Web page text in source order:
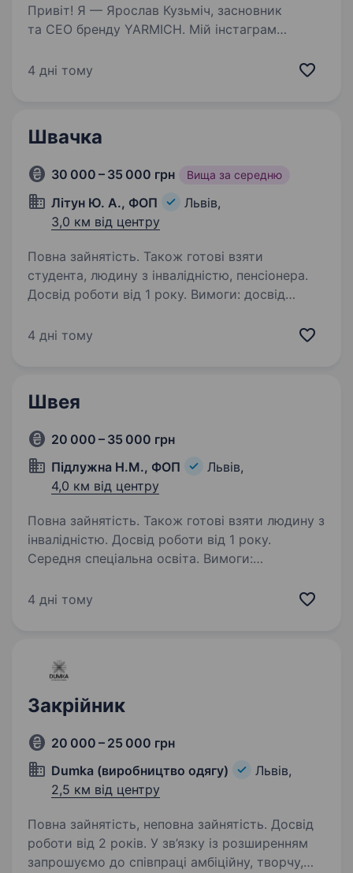
Привіт! Я — Ярослав Кузьміч, засновник
та CEO бренду YARMICH. Мій інстаграм
igshid=YmMyMTA2M2Y= YARMICH —
4 дні тому
Швачка
30 000 – 35 000 грн Вища за середню
Літун Ю. А., ФОП
Львів,
3,0 км від центру
Повна зайнятість. Також готові взяти
студента, людину з інвалідністю, пенсіонера.
Досвід роботи від 1 року. Вимоги: досвід
дисциплінованість; швидке та якісне
4 дні тому
Швея
20 000 – 35 000 грн
Підлужна Н.М., ФОП
Львів,
4,0 км від центру
Повна зайнятість. Також готові взяти людину з
інвалідністю. Досвід роботи від 1 року.
Середня спеціальна освіта. Вимоги:
Умови роботи: графік роботи з 9:00 до 18:00,
4 дні тому
Закрійник
20 000 – 25 000 грн
Dumka (виробництво одягу)
Львів,
2,5 км від центру
Повна зайнятість, неповна зайнятість. Досвід
роботи від 2 років. У зв’язку із розширенням
запрошуємо до співпраці амбіційну, творчу,